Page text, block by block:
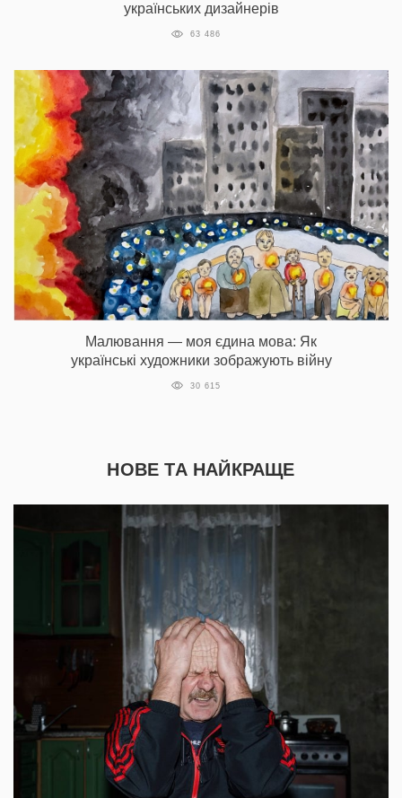
українських дизайнерів
63 486
Малювання — моя єдина мова: Як
українські художники зображують війну
30 615
НОВЕ ТА НАЙКРАЩЕ